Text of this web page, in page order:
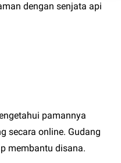
dengan senjata api
pamannya
secara online. Gudang
membantu disana.